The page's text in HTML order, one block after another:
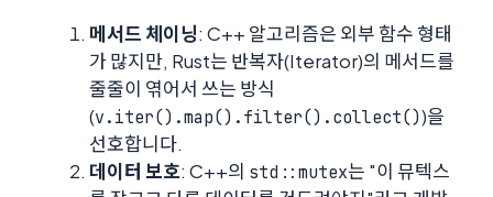
메서드 체이닝: C++ 알고리즘은 외부 함수 형태
가 많지만, Rust는 반복자(Iterator)의 메서드를
줄줄이 엮어서 쓰는 방식
(v.iter().map().filter().collect())을
선호합니다.
데이터 보호: C++의 std::mutex는 "이 뮤텍스